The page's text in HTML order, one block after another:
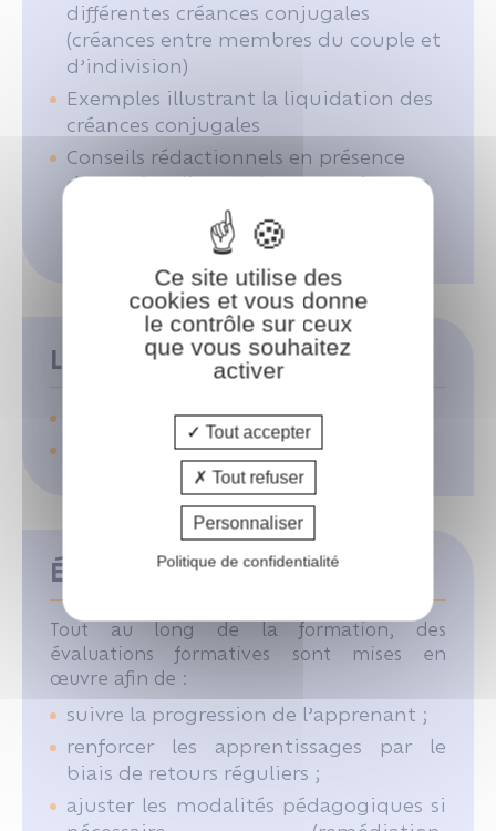
différentes créances conjugales
(créances entre membres du couple et
d’indivision)
Exemples illustrant la liquidation des
créances conjugales
Conseils rédactionnels en présence
d’actes impliquant la reconnaissance
de créances (acquisition,
reconnaissance de dettes…)
Les moyens pédagogiques
Support pédagogique
PowerPoint
Évaluation des acquis
Tout au long de la formation, des
évaluations formatives sont mises en
œuvre afin de :
suivre la progression de l’apprenant ;
renforcer les apprentissages par le
biais de retours réguliers ;
ajuster les modalités pédagogiques si
Ce site utilise des
cookies et vous donne
le contrôle sur ceux
que vous souhaitez
activer
Tout accepter
Tout refuser
Personnaliser
Politique de confidentialité